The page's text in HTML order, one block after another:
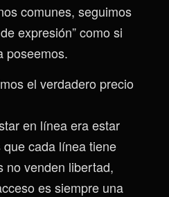
comunes, seguimos
expresión” como si
poseemos.
el verdadero precio
en línea era estar
cada línea tiene
no venden libertad,
es siempre una